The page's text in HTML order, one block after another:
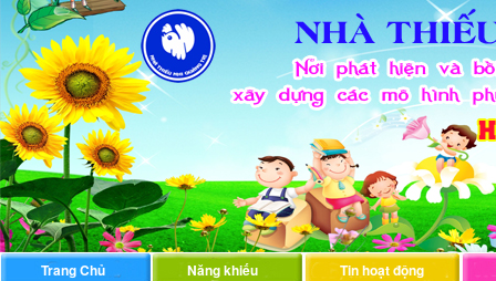
Trang Chủ Năng khiếu
Tin hoạt động